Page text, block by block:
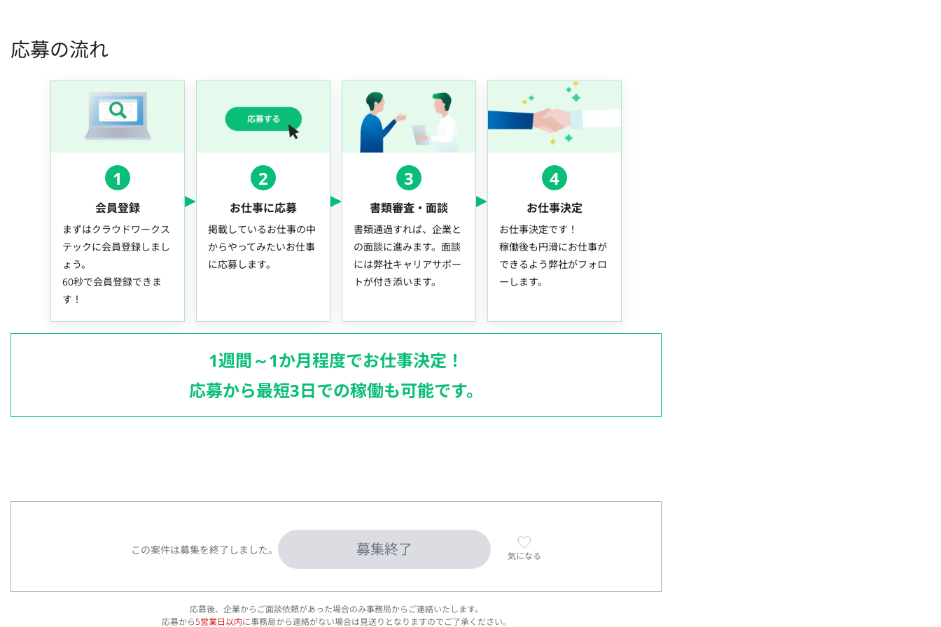
応募の流れ
1
会員登録
まずはクラウドワークス
テックに会員登録しまし
ょう。
60秒で会員登録できま
す！
2
お仕事に応募
掲載しているお仕事の中
からやってみたいお仕事
に応募します。
3
書類審査・面談
書類通過すれば、企業と
の面談に進みます。面談
には弊社キャリアサポー
トが付き添います。
4
お仕事決定
お仕事決定です！
稼働後も円滑にお仕事が
できるよう弊社がフォロ
ーします。
1週間～1か月程度でお仕事決定！
応募から最短3日での稼働も可能です。
この案件は募集を終了しました。 募集終了 気になる
応募後、企業からご面談依頼があった場合のみ事務局からご連絡いたします。
応募から5営業日以内に事務局から連絡がない場合は見送りとなりますのでご了承ください。